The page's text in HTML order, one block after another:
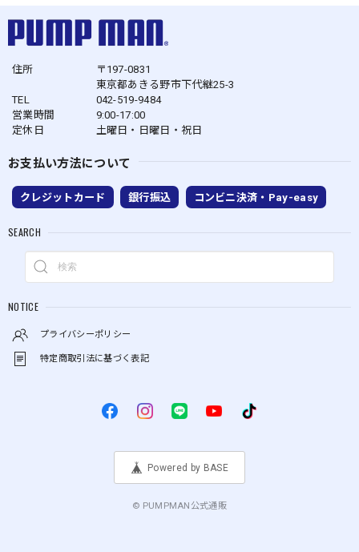
住所
〒197-0831
東京都あきる野市下代継25-3
TEL
042-519-9484
営業時間
9:00-17:00
定休日
土曜日・日曜日・祝日
お支払い方法について
クレジットカード 銀行振込 コンビニ決済・Pay-easy
SEARCH
NOTICE
プライバシーポリシー
特定商取引法に基づく表記
Powered by BASE
© PUMPMAN公式通販